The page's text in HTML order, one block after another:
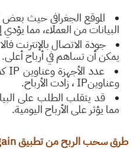
الموقع الجغرافي حيث بعض
البيانات من العملاء، مما يؤدي
جودة الاتصال بالإنترنت
يمكن أن تساهم في أرباح أعلى.
عدد الأجهزة وعناوين IP
وعناوينIP ، زادت الأرباح.
قد يتقلب الطلب على
مما يؤثر على الأرباح اليومية.
طرق سحب الربح من تطبيق